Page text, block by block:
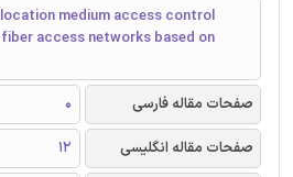
medium access control
access networks based on
صفحات مقاله فارسی
0
صفحات مقاله انگلیسی
12